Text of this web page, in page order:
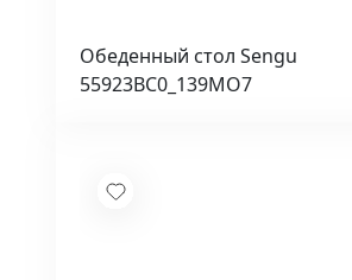
Обеденный стол Sengu
55923BC0_139MO7